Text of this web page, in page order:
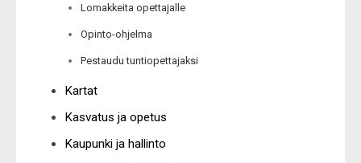
Lomakkeita opettajalle
Opinto-ohjelma
Pestaudu tuntiopettajaksi
Kartat
Kasvatus ja opetus
Kaupunki ja hallinto